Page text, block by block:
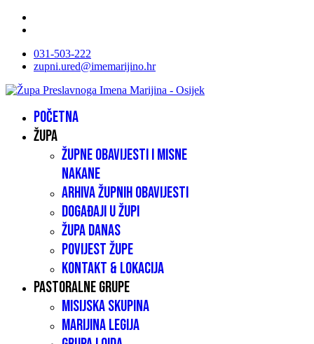
031-503-222
zupni.ured@imemarijino.hr
Početna
Župa
Župne obavijesti i misne
nakane
Arhiva župnih obavijesti
Događaji u župi
Župa danas
Povijest župe
Kontakt & lokacija
Pastoralne grupe
Misijska skupina
Marijina legija